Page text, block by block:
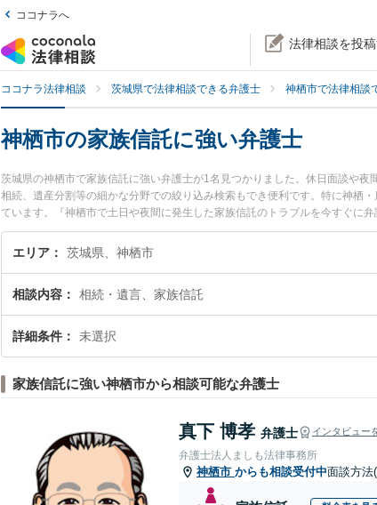
ココナラへ
法律相談を投
ココナラ法律相談 茨城県で法律相談できる弁護士 神栖市で法律相談
神栖市の家族信託に強い弁護士
茨城県の神栖市で家族信託に強い弁護士が1名見つかりました。休日面談や
相続、遺産分割等の細かな分野での絞り込み検索もでき便利です。特に神栖
ています。『神栖市で土日や夜間に発生した家族信託のトラブルを今すぐに
無料で家族信託を法律相談できる神栖市内の弁護士に相談予約したい』など
エリア 茨城県、神栖市
相談内容 相続・遺言、家族信託
詳細条件 未選択
家族信託に強い神栖市から相談可能な弁護士
真下 博孝 弁護士 インタビュー
弁護士法人ましも法律事務所
神栖市 からも相談受付中面談方法